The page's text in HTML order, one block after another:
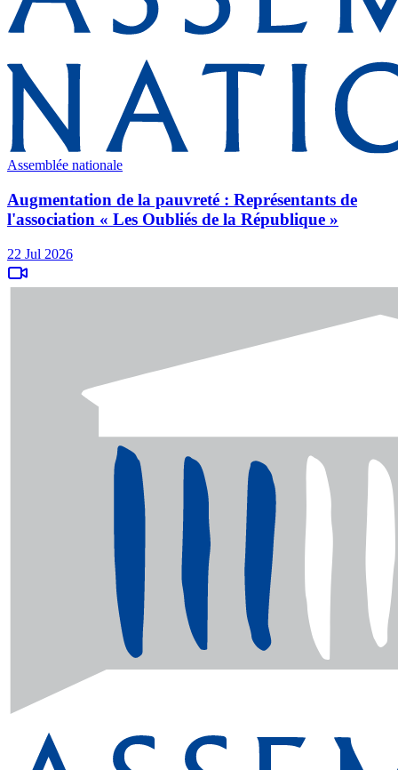
Assemblée nationale
Augmentation de la pauvreté : Représentants de
l'association « Les Oubliés de la République »
22 Jul 2026